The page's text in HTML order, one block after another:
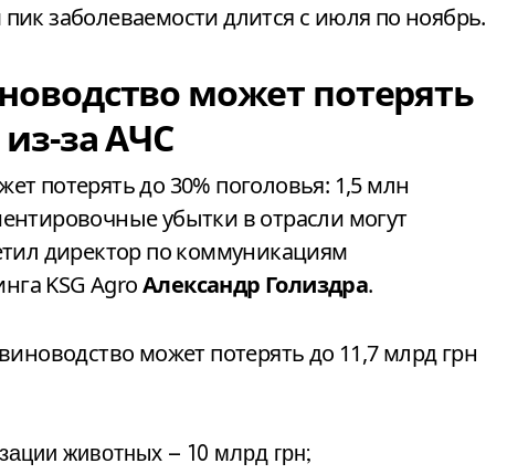
заболеваемости длится с июля по ноябрь.
может потерять
за АЧС
потерять до 30% поголовья: 1,5 млн
убытки в отрасли могут
директор по коммуникациям
KSG AgroАлександр Голиздра.
может потерять до 11,7 млрд грн
животных — 10 млрд грн;